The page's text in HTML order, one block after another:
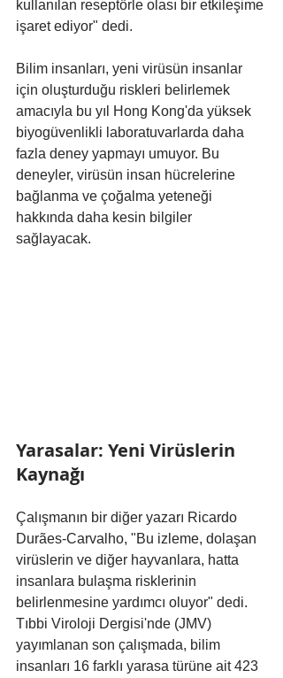
kullanılan reseptörle olası bir etkileşime
işaret ediyor" dedi.
Bilim insanları, yeni virüsün insanlar
için oluşturduğu riskleri belirlemek
amacıyla bu yıl Hong Kong'da yüksek
biyogüvenlikli laboratuvarlarda daha
fazla deney yapmayı umuyor. Bu
deneyler, virüsün insan hücrelerine
bağlanma ve çoğalma yeteneği
hakkında daha kesin bilgiler
sağlayacak.
Yarasalar: Yeni Virüslerin
Kaynağı
Çalışmanın bir diğer yazarı Ricardo
Durães-Carvalho, "Bu izleme, dolaşan
virüslerin ve diğer hayvanlara, hatta
insanlara bulaşma risklerinin
belirlenmesine yardımcı oluyor" dedi.
Tıbbi Viroloji Dergisi'nde (JMV)
yayımlanan son çalışmada, bilim
insanları 16 farklı yarasa türüne ait 423